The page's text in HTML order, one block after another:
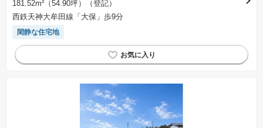
181.52m²（54.90坪）（登記）
西鉄天神大牟田線「大保」歩9分
閑静な住宅地